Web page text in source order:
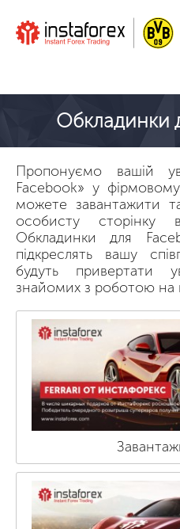
Обкладинки
Пропонуємо вашій
Facebook» у
можете завантажити
особисту сторінку
Обкладинки для
підкреслять вашу
будуть
знайомих з роботою на